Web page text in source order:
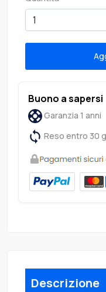
Buono a sapersi
Garanzia 1 anni
Reso entro 30
Descrizione